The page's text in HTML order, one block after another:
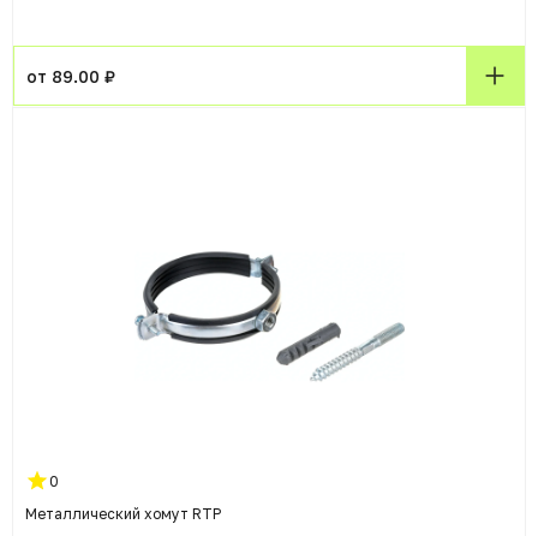
от 89.00 ₽
0
Металлический хомут RTP